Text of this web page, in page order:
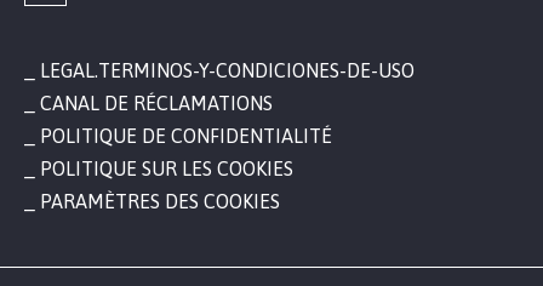
LEGAL.TERMINOS-Y-CONDICIONES-DE-USO
CANAL DE RÉCLAMATIONS
POLITIQUE DE CONFIDENTIALITÉ
POLITIQUE SUR LES COOKIES
PARAMÈTRES DES COOKIES